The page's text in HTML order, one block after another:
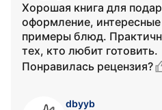
Хорошая книга для
оформление,
примеры блюд.
тех, кто любит готовить.
Понравилась рецензия?
dbyyb